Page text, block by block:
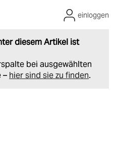
diesem Artikel ist
bei ausgewählten
– hier sind sie zu finden.
einloggen